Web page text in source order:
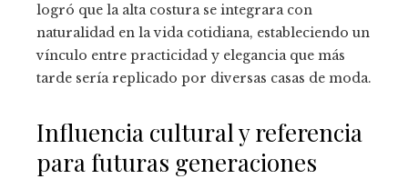
logró que la alta costura se integrara con
naturalidad en la vida cotidiana, estableciendo un
vínculo entre practicidad y elegancia que más
tarde sería replicado por diversas casas de moda.
Influencia cultural y referencia
para futuras generaciones